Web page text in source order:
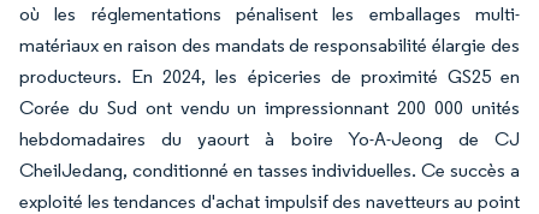
où les réglementations pénalisent les emballages multi-
matériaux en raison des mandats de responsabilité élargie des
producteurs. En 2024, les épiceries de proximité GS25 en
Corée du Sud ont vendu un impressionnant 200 000 unités
hebdomadaires du yaourt à boire Yo-A-Jeong de CJ
CheilJedang, conditionné en tasses individuelles. Ce succès a
exploité les tendances d'achat impulsif des navetteurs au point